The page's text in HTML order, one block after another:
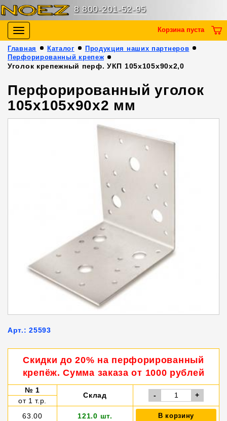
8 800-201-52-95
Toggle
navigation
Корзина пуста
Главная Каталог
Продукция наших партнеров
Перфорированный крепеж
Уголок крепежный перф. УКП 105х105х90х2,0
Перфорированный уголок
105х105х90х2 мм
Арт.: 25593
Скидки до 20% на перфорированный
крепёж. Сумма заказа от 1000 рублей
№ 1
Склад - +
от 1 т.р.
63.00
121.0 шт. В корзину